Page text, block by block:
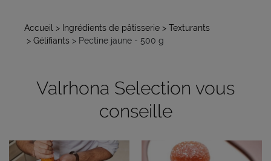
Accueil > Ingrédients de pâtisserie > Texturants
> Gélifiants > Pectine jaune - 500 g
Valrhona Selection vous
conseille